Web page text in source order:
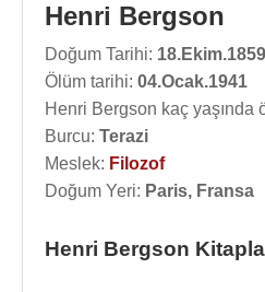
Henri Bergson
Doğum Tarihi: 18.Ekim.1859
Ölüm tarihi: 04.Ocak.1941
Henri Bergson kaç yaşında
Burcu: Terazi
Meslek: Filozof
Doğum Yeri: Paris, Fransa
Henri Bergson